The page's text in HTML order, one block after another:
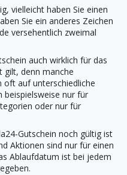
vielleicht haben Sie einen
Sie ein anderes Zeichen
versehentlich zweimal
auch wirklich für das
gilt, denn manche
oft auf unterschiedliche
beispielsweise nur für
oder nur für
Gutschein noch gültig ist
Aktionen sind nur für einen
Ablaufdatum ist bei jedem